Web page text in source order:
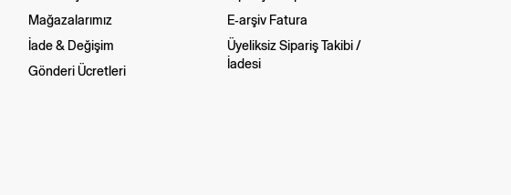
Mağazalarımız
İade & Değişim
Gönderi Ücretleri
E-arşiv Fatura
Üyeliksiz Sipariş Takibi /
İadesi